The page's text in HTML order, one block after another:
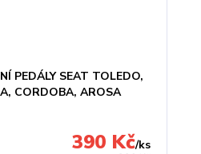
PEDÁLY SEAT TOLEDO,
CORDOBA, AROSA
390 Kč/ks